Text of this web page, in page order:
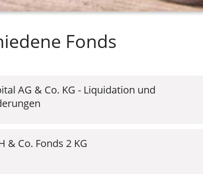
Fonds
AG & Co. KG - Liquidation und
& Co. Fonds 2 KG